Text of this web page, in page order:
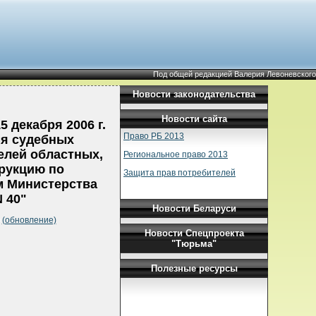
Под общей редакцией Валерия Левоневского
декабря 2006 г.
судебных
областных,
по
Министерства
40"
(обновление)
Новости законодательства
Новости сайта
Право РБ 2013
Региональное право 2013
Защита прав потребителей
Новости Беларуси
Новости Спецпроекта
"Тюрьма"
Полезные ресурсы